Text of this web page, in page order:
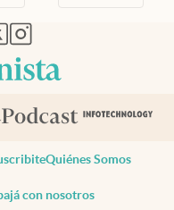
pestaña
nueva pestaña
en nueva pestaña
abre en nueva pestaña
abre en nueva pestaña
Quiénes Somos
con nosotros